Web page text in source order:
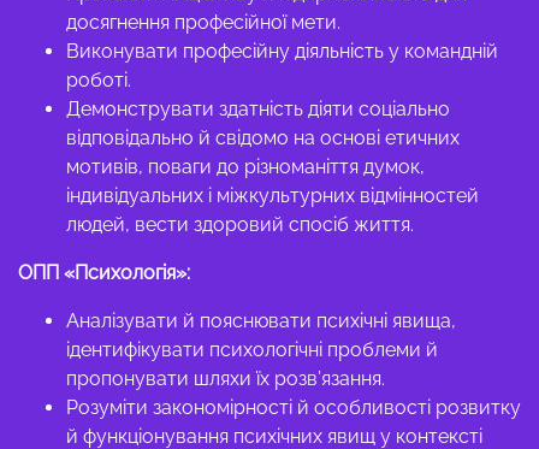
досягнення професійної мети.
Виконувати професійну діяльність у командній
роботі.
Демонструвати здатність діяти соціально
відповідально й свідомо на основі етичних
мотивів, поваги до різноманіття думок,
індивідуальних і міжкультурних відмінностей
людей, вести здоровий спосіб життя.
ОПП «Психологія»:
Аналізувати й пояснювати психічні явища,
ідентифікувати психологічні проблеми й
пропонувати шляхи їх розв’язання.
Розуміти закономірності й особливості розвитку
й функціонування психічних явищ у контексті